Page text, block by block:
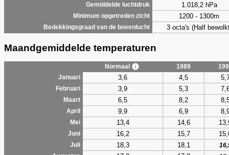
Gemiddelde luchtdruk 1.018,2 hPa
Minimum opgetreden zicht 1200 - 1300m
Bedekkingsgraad van de bovenlucht 3 octa's (Half
Maandgemiddelde temperaturen
Normaal 1989
Januari
3,6 4,5
Februari 3,9 5,3
Maart 6,5 8,2
April 9,9 6,9
Mei 13,4 14,6
Juni 16,2 15,7
Juli 18,3 18,1